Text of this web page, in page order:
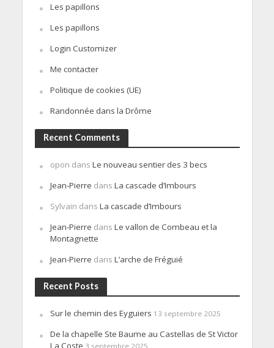
Les papillons
Les papillons
Login Customizer
Me contacter
Politique de cookies (UE)
Randonnée dans la Drôme
Recent Comments
opon dans Le nouveau sentier des 3 becs
Jean-Pierre dans La cascade d’Imbours
Sylvain dans La cascade d’Imbours
Jean-Pierre dans Le vallon de Combeau et la
Montagnette
Jean-Pierre dans L’arche de Fréguié
Recent Posts
Sur le chemin des Eyguiers 13 septembre 2025
De la chapelle Ste Baume au Castellas de St Victor
La Coste 3 septembre 2025